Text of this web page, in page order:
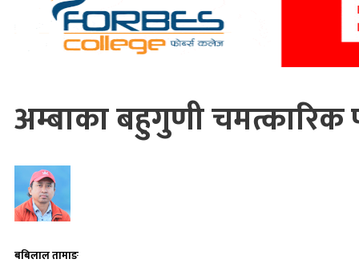
अम्बाका बहुगुणी चमत्कारिक
बबिलाल तामाङ